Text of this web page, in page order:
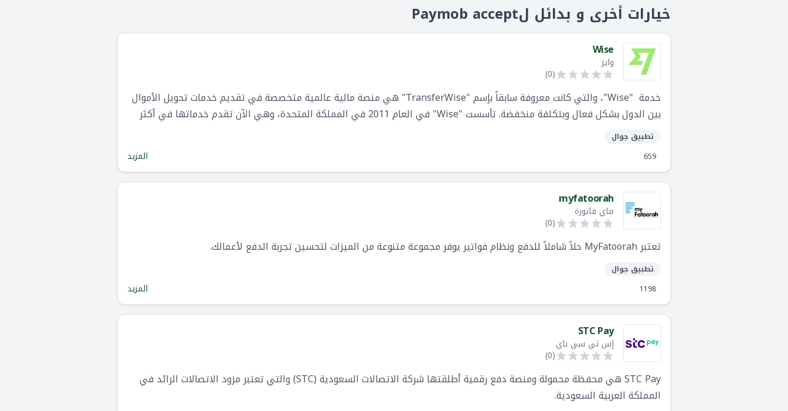
خيارات أخرى و بدائل لPaymob accept
Wise
وايز
(
0
)
خدمة "Wise"، والتي كانت معروفة سابقاً بإسم "TransferWise" هي منصة مالية عالمية متخصصة في تقديم خدمات تحويل الأموال
بين الدول بشكل فعال وبتكلفة منخفضة. تأسست "Wise" في العام 2011 في المملكة المتحدة، وهي الآن تقدم خدماتها في أكثر
من 60 دولة حول العالم.
تطبيق جوال
659
المزيد
myfatoorah
ماي فاتورة
(
0
)
تعتبر MyFatoorah حلاً شاملاً للدفع ونظام فواتير يوفر مجموعة متنوعة من الميزات لتحسين تجربة الدفع لأعمالك.
تطبيق جوال
1198
المزيد
STC Pay
إس تي سي باي
(
0
)
STC Pay هي محفظة محمولة ومنصة دفع رقمية أطلقتها شركة الاتصالات السعودية (STC) والتي تعتبر مزود الاتصالات الرائد في
المملكة العربية السعودية.